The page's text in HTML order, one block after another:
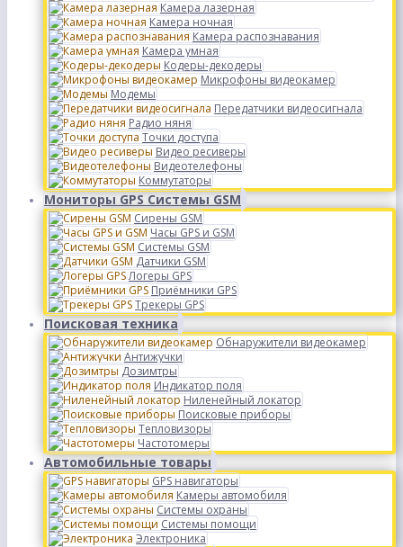
Камера лазерная
Камера ночная
Камера распознавания
Камера умная
Кодеры-декодеры
Микрофоны видеокамер
Модемы
Передатчики видеосигнала
Радио няня
Точки доступа
Видео ресиверы
Видеотелефоны
Коммутаторы
Мониторы GPS Системы GSM
Сирены GSM
Часы GPS и GSM
Системы GSM
Датчики GSM
Логеры GPS
Приёмники GPS
Трекеры GPS
Поисковая техника
Обнаружители видеокамер
Антижучки
Дозимтры
Индикатор поля
Ниленейный локатор
Поисковые приборы
Тепловизоры
Частотомеры
Автомобильные товары
GPS навигаторы
Камеры автомобиля
Системы охраны
Системы помощи
Электроника